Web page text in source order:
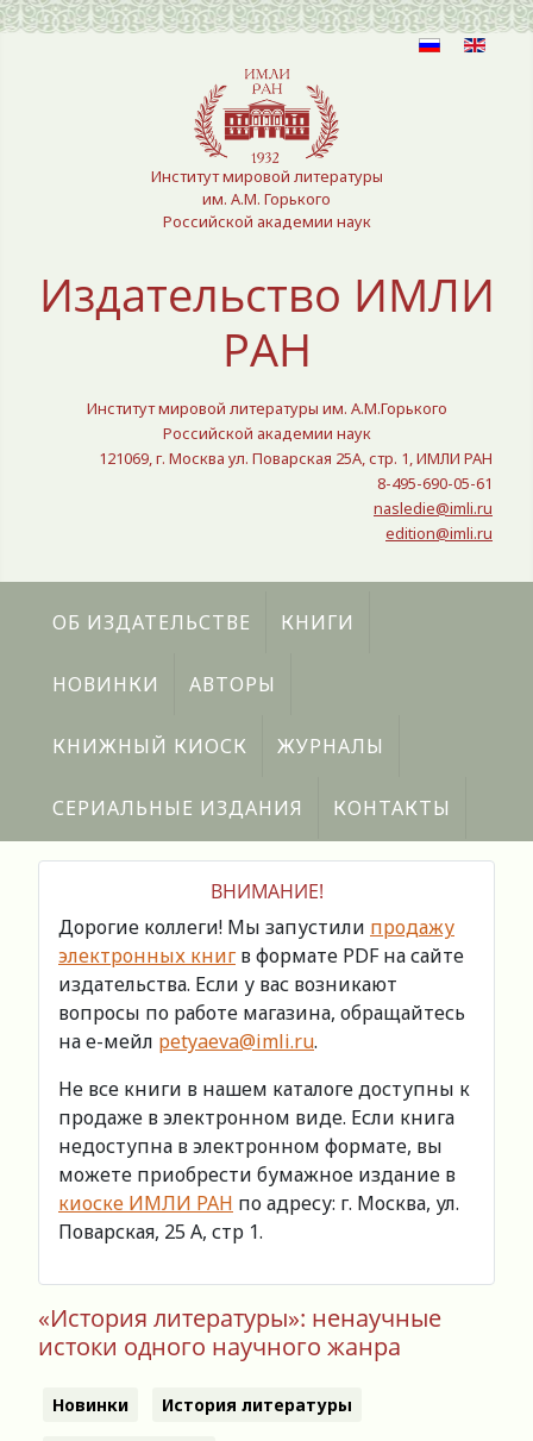
Выберите язык
Институт мировой литературы
им. А.М. Горького
Российской академии наук
Издательство ИМЛИ
РАН
Институт мировой литературы им. А.М.Горького
Российской академии наук
121069, г. Москва ул. Поварская 25A, стр. 1, ИМЛИ РАН
8-495-690-05-61
nasledie@imli.ru
edition@imli.ru
ОБ ИЗДАТЕЛЬСТВЕ КНИГИ
НОВИНКИ АВТОРЫ
КНИЖНЫЙ КИОСК ЖУРНАЛЫ
СЕРИАЛЬНЫЕ ИЗДАНИЯ КОНТАКТЫ
ВНИМАНИЕ!
Дорогие коллеги! Мы запустили продажу
электронных книг в формате PDF на сайте
издательства. Если у вас возникают
вопросы по работе магазина, обращайтесь
на е-мейл petyaeva@imli.ru.
Не все книги в нашем каталоге доступны к
продаже в электронном виде. Если книга
недоступна в электронном формате, вы
можете приобрести бумажное издание в
киоске ИМЛИ РАН по адресу: г. Москва, ул.
Поварская, 25 А, стр 1.
«История литературы»: ненаучные
истоки одного научного жанра
Новинки История литературы